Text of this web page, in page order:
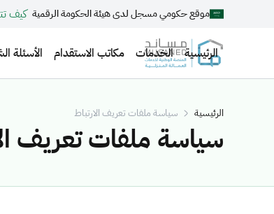
موقع حكومي مسجل لدى هيئة الحكومة الرقمية كيف
الرئيسية الخدمات مكاتب الاستقدام الأسئلة
الرئيسية سياسة ملفات تعريف الارتباط
سياسة ملفات تعريف